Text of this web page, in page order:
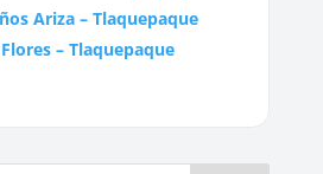
Ariza – Tlaquepaque
– Tlaquepaque